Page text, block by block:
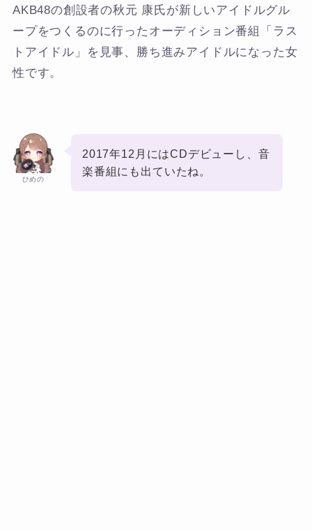
AKB48の創設者の秋元 康氏が新しいアイドルグル
ープをつくるのに行ったオーディション番組「ラス
トアイドル」を見事、勝ち進みアイドルになった女
性です。
ひめの
2017年12月にはCDデビューし、音
楽番組にも出ていたね。